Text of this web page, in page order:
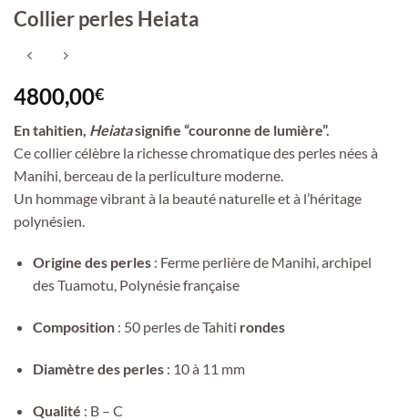
Collier perles Heiata
4800,00€
En tahitien, Heiatasignifie “couronne de lumière”.
Ce collier célèbre la richesse chromatique des perles nées à
Manihi, berceau de la perliculture moderne.
Un hommage vibrant à la beauté naturelle et à l’héritage
polynésien.
Origine des perles: Ferme perlière de Manihi, archipel
des Tuamotu, Polynésie française
Composition: 50 perles de Tahiti rondes
Diamètre des perles: 10 à 11 mm
Qualité : B – C